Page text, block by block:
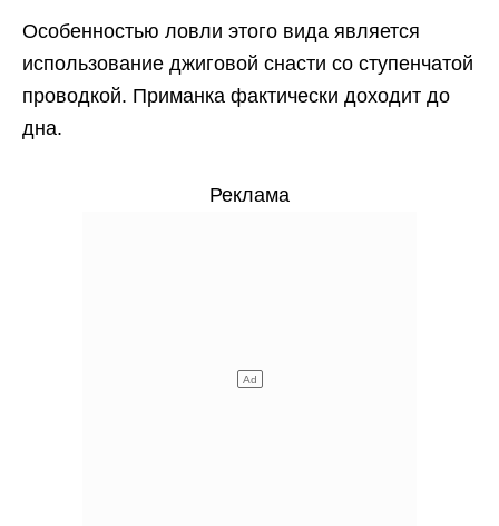
Особенностью ловли этого вида является
использование джиговой снасти со ступенчатой
проводкой. Приманка фактически доходит до
дна.
Реклама